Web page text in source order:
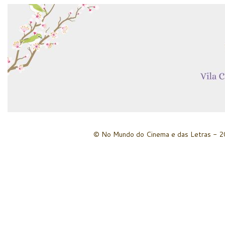
© No Mundo do Cinema e das Letras -